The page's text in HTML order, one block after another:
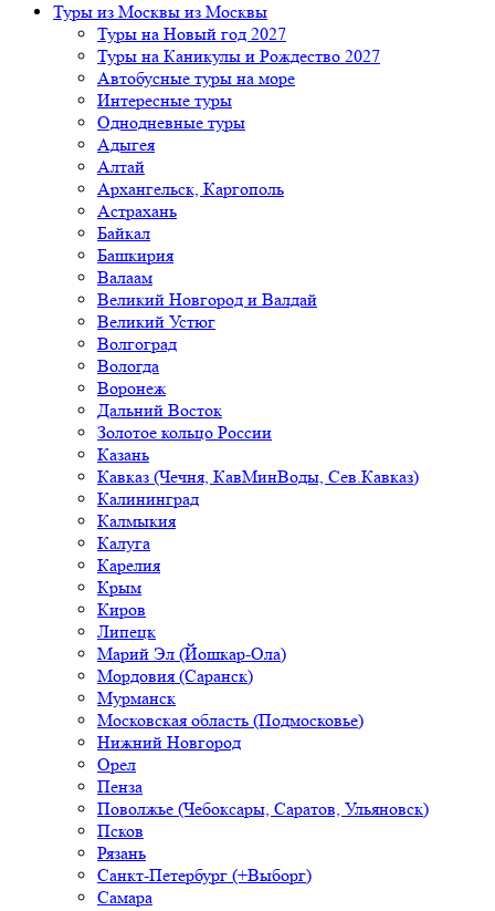
Туры из Москвы из Москвы
Туры на Новый год 2027
Туры на Каникулы и Рождество 2027
Автобусные туры на море
Интересные туры
Однодневные туры
Адыгея
Алтай
Архангельск, Каргополь
Астрахань
Байкал
Башкирия
Валаам
Великий Новгород и Валдай
Великий Устюг
Волгоград
Вологда
Воронеж
Дальний Восток
Золотое кольцо России
Казань
Кавказ (Чечня, КавМинВоды, Сев.Кавказ)
Калининград
Калмыкия
Калуга
Карелия
Крым
Киров
Липецк
Марий Эл (Йошкар-Ола)
Мордовия (Саранск)
Мурманск
Московская область (Подмосковье)
Нижний Новгород
Орел
Пенза
Поволжье (Чебоксары, Саратов, Ульяновск)
Псков
Рязань
Санкт-Петербург (+Выборг)
Самара